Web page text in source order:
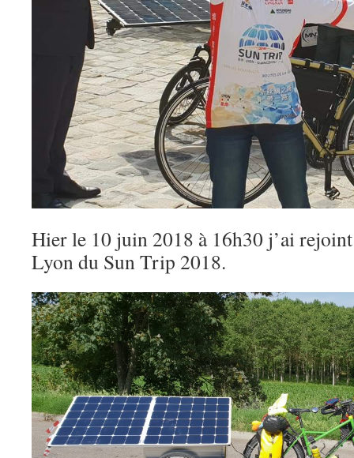
Hier le 10 juin 2018 à 16h30 j’ai rejoint
Lyon du Sun Trip 2018.